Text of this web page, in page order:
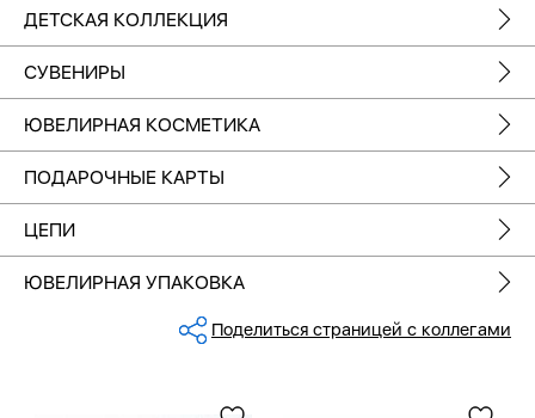
ДЕТСКАЯ КОЛЛЕКЦИЯ
СУВЕНИРЫ
ЮВЕЛИРНАЯ КОСМЕТИКА
ПОДАРОЧНЫЕ КАРТЫ
ЦЕПИ
ЮВЕЛИРНАЯ УПАКОВКА
Поделиться страницей с коллегами